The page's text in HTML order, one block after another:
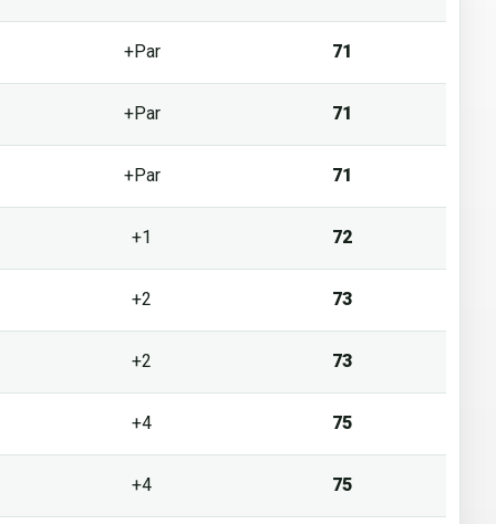
+Par 71
+Par 71
+Par 71
+1 72
+2 73
+2 73
+4 75
+4 75